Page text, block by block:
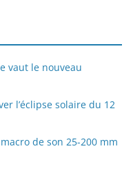
vaut le nouveau
l’éclipse solaire du 12
de son 25-200 mm